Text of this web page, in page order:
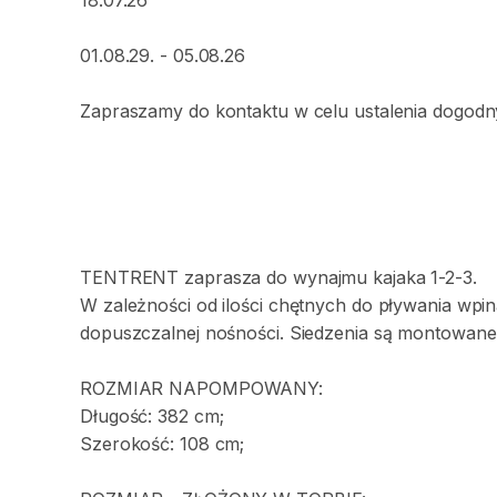
01.08.29. - 05.08.26
Zapraszamy do kontaktu w celu ustalenia
TENTRENT zaprasza do wynajmu kajaka 1-2-3.
W zależności od ilości chętnych do pływania
dopuszczalnej nośności. Siedzenia są montowane
ROZMIAR NAPOMPOWANY:
Długość: 382 cm;
Szerokość: 108 cm;